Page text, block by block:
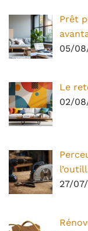
Prêt
05/
Le
02/
27/